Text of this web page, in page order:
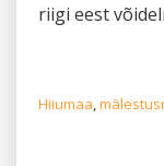
riigi eest
Hiiumaa